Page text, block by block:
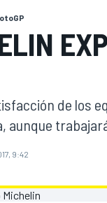
de los
aunque
9:42